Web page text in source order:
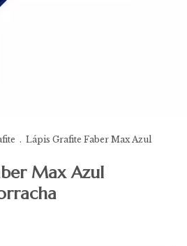
. Lápis Grafite Faber Max Azul
Max Azul